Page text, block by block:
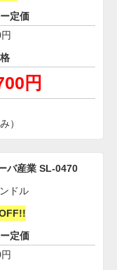
定価
円
）
バ産業 SL-0470
ドル
定価